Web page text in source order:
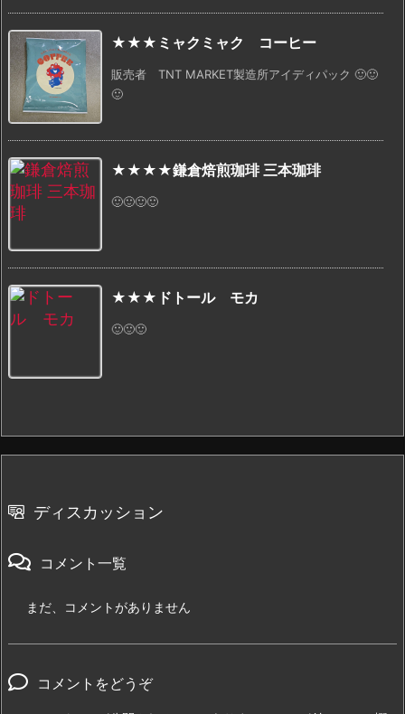
★★★ミャクミャク コーヒー
販売者 TNT MARKET製造所アイディパック 🙂🙂
🙂
★★★★鎌倉焙煎珈琲 三本珈琲
🙂🙂🙂🙂
★★★ドトール モカ
🙂🙂🙂
ディスカッション
コメント一覧
まだ、コメントがありません
コメントをどうぞ